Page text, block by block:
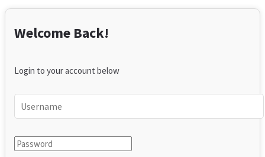
Welcome Back!
Login to your account below